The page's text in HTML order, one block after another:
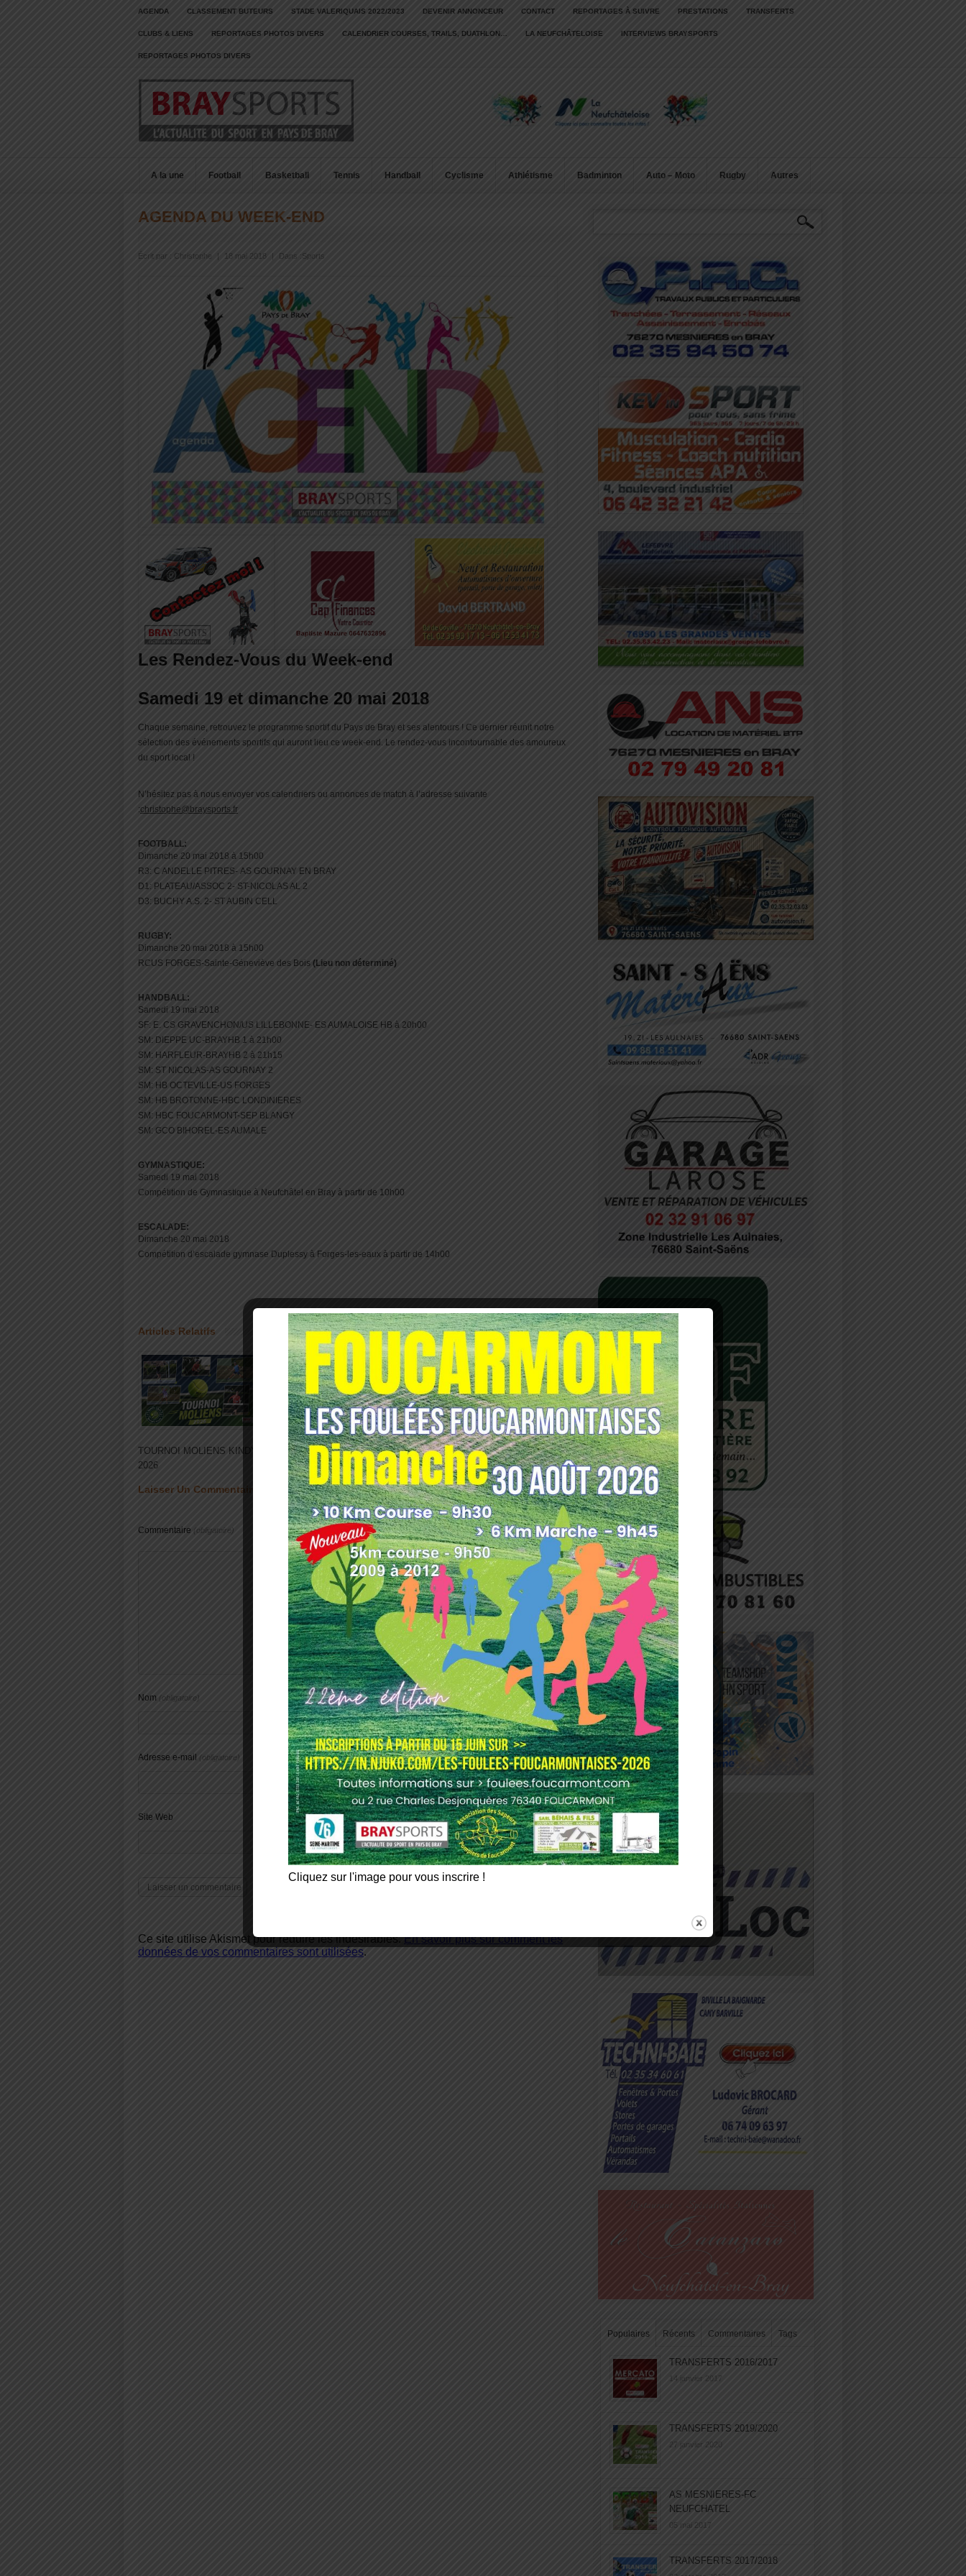
AGENDA CLASSEMENT BUTEURS STADE VALERIQUAIS 2022/2023 DEVENIR ANNONCEUR CONTACT REPORTAGES À SUIVRE PRESTATIONS TRANSFERTS
CLUBS & LIENS REPORTAGES PHOTOS DIVERS CALENDRIER COURSES, TRAILS, DUATHLON… LA NEUFCHÂTELOISE INTERVIEWS BRAYSPORTS
REPORTAGES PHOTOS DIVERS
A la une Football Basketball Tennis Handball Cyclisme Athlétisme Badminton Auto – Moto Rugby Autres
AGENDA DU WEEK-END
Écrit par : Christophe 18 mai 2018 | Dans :Sports
Les Rendez-Vous du Week-end
Samedi 19 et dimanche 20 mai 2018
Chaque semaine, retrouvez le programme sportif du Pays de Bray et ses alentours ! Ce dernier réunit notre
sélection des événements sportifs qui auront lieu ce week-end. Le rendez-vous incontournable des amoureux
du sport local !
N’hésitez pas à nous envoyer vos calendriers ou annonces de match à l’adresse suivante
:christophe@braysports.fr
FOOTBALL:
Dimanche 20 mai 2018 à 15h00
R3: C ANDELLE PITRES- AS GOURNAY EN BRAY
D1: PLATEAU/ASSOC 2- ST-NICOLAS AL 2
D3: BUCHY A.S. 2- ST AUBIN CELL
RUGBY:
Dimanche 20 mai 2018 à 15h00
RCUS FORGES-Sainte-Géneviève des Bois (Lieu non déterminé)
HANDBALL:
Samedi 19 mai 2018
SF: E. CS GRAVENCHON/US LILLEBONNE- ES AUMALOISE HB à 20h00
SM: DIEPPE UC-BRAYHB 1 à 21h00
SM: HARFLEUR-BRAYHB 2 à 21h15
SM: ST NICOLAS-AS GOURNAY 2
SM: HB OCTEVILLE-US FORGES
SM: HB BROTONNE-HBC LONDINIERES
SM: HBC FOUCARMONT-SEP BLANGY
SM: GCO BIHOREL-ES AUMALE
GYMNASTIQUE:
Samedi 19 mai 2018
Compétition de Gymnastique à Neufchâtel en Bray à partir de 10h00
ESCALADE:
Dimanche 20 mai 2018
Compétition d’escalade gymnase Duplessy à Forges-les-eaux à partir de 14h00
Articles Relatifs
TOURNOI MOLIENS KINDY
2026
Achetez vos photos
numériques avec
BRAYSPORTS
PARTENAIRES TENNIS
MOLIENS
Laisser Un Commentaire
Commentaire (obligatoire)
Nom (obligatoire)
Adresse e-mail (obligatoire)
Site Web
Ce site utilise Akismet pour réduire les indésirables.En savoir plus sur comment les
données de vos commentaires sont utilisées.
Populaires Récents Commentaires Tags
TRANSFERTS 2016/2017
14 janvier 2017
TRANSFERTS 2019/2020
27 janvier 2020
AS MESNIERES-FC
NEUFCHATEL
05 mai 2017
TRANSFERTS 2017/2018
Cliquez sur l'image pour vous inscrire !